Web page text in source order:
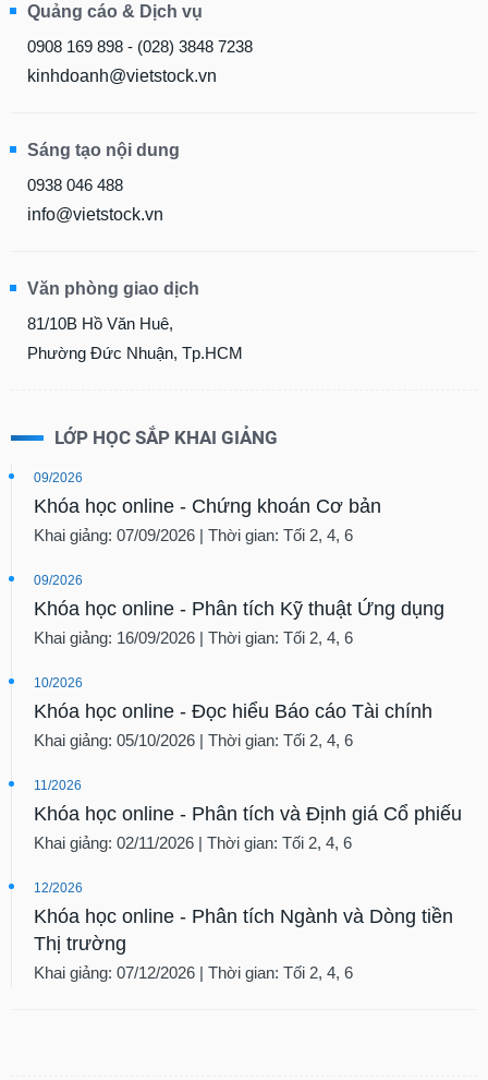
Quảng cáo & Dịch vụ
0908 169 898 - (028) 3848 7238
kinhdoanh@vietstock.vn
Sáng tạo nội dung
0938 046 488
info@vietstock.vn
Văn phòng giao dịch
81/10B Hồ Văn Huê,
Phường Đức Nhuận, Tp.HCM
LỚP HỌC SẮP KHAI GIẢNG
09/2026
Khóa học online - Chứng khoán Cơ bản
Khai giảng: 07/09/2026 | Thời gian: Tối 2, 4, 6
09/2026
Khóa học online - Phân tích Kỹ thuật Ứng dụng
Khai giảng: 16/09/2026 | Thời gian: Tối 2, 4, 6
10/2026
Khóa học online - Đọc hiểu Báo cáo Tài chính
Khai giảng: 05/10/2026 | Thời gian: Tối 2, 4, 6
11/2026
Khóa học online - Phân tích và Định giá Cổ phiếu
Khai giảng: 02/11/2026 | Thời gian: Tối 2, 4, 6
12/2026
Khóa học online - Phân tích Ngành và Dòng tiền
Thị trường
Khai giảng: 07/12/2026 | Thời gian: Tối 2, 4, 6